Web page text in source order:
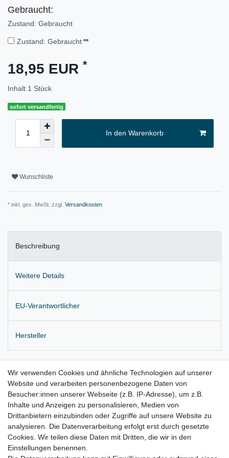
Gebraucht:
Zustand: Gebraucht
Zustand: Gebraucht **
18,95 EUR *
Inhalt 1 Stück
sofort versandfertig
In den Warenkorb
Wunschliste
* inkl. ges. MwSt. zzgl. Versandkosten
Beschreibung
Weitere Details
EU-Verantwortlicher
Hersteller
Einbauposition: hinten links oder rechts
Lieferung wie abgebildet
für:
VW Tiguan I 5N Bj. 08.2007 –01.2016
Wir verwenden Cookies und ähnliche Technologien auf unserer
Website und verarbeiten personenbezogene Daten von
Besucher:innen unserer Webseite (z.B. IP-Adresse), um z.B.
Inhalte und Anzeigen zu personalisieren, Medien von
Drittanbietern einzubinden oder Zugriffe auf unsere Website zu
analysieren. Die Datenverarbeitung erfolgt erst durch gesetzte
Cookies. Wir teilen diese Daten mit Dritten, die wir in den
Einstellungen benennen.